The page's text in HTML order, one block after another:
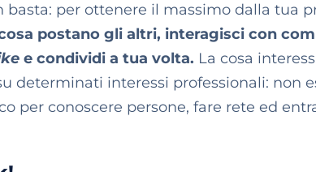
basta: per ottenere il massimo dalla tua
postano gli altri, interagisci con
e condividi a tua volta. La cosa
determinati interessi professionali: non
per conoscere persone, fare rete ed